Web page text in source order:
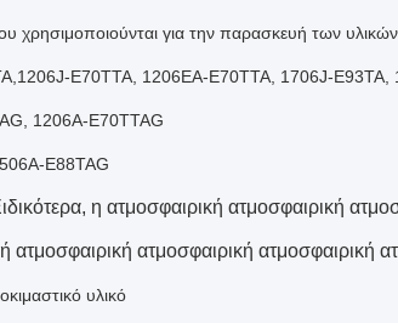
χρησιμοποιούνται για την παρασκευή των υλικών.
1206J-E70TTA, 1206EA-E70TTA, 1706J-
1206A-E70TTAG
E88TAG
η ατμοσφαιρική ατμοσφαιρική
ατμοσφαιρική ατμοσφαιρική ατμοσφαιρική
υλικό